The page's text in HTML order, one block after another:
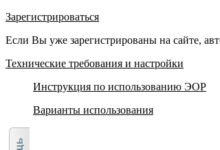
Зарегистрироваться
Если Вы уже зарегистрированы на сайте,
Технические требования и настройки
Инструкция по использованию ЭОР
Варианты использования